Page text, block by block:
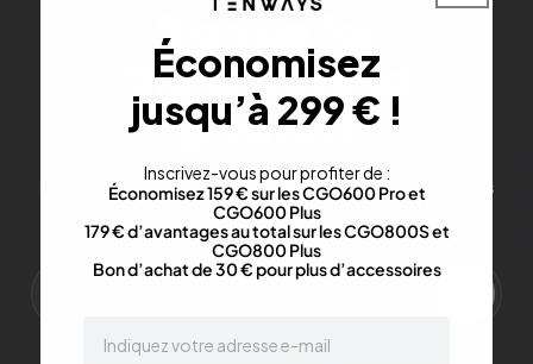
Sign up for
the latest and
greatest
Inscrivez-vous pour obtenir les dernières mises à jour sur les
ventes, les communiqués de presse et plus encore.
Économisez
jusqu’à 299 € !
Inscrivez-vous pour profiter de :
Économisez 159 € sur les CGO600 Pro et
CGO600 Plus
179 € d’avantages au total sur les CGO800S et
CGO800 Plus
Bon d’achat de 30 € pour plus d’accessoires